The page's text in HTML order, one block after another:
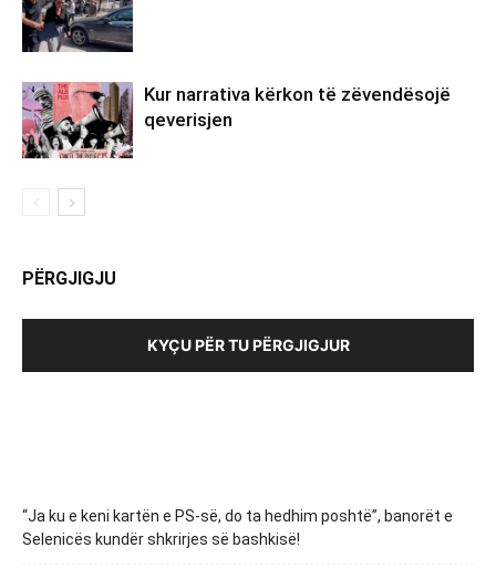
Kur narrativa kërkon të zëvendësojë
qeverisjen
PËRGJIGJU
KYÇU PËR TU PËRGJIGJUR
“Ja ku e keni kartën e PS-së, do ta hedhim poshtë”, banorët e
Selenicës kundër shkrirjes së bashkisë!